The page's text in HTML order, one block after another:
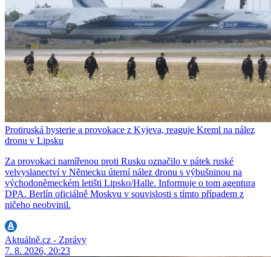
Protiruská hysterie a provokace z Kyjeva, reaguje Kreml na nález
dronu v Lipsku
Za provokaci namířenou proti Rusku označilo v pátek ruské
velvyslanectví v Německu úterní nález dronu s výbušninou na
východoněmeckém letišti Lipsko/Halle. Informuje o tom agentura
DPA. Berlín oficiálně Moskvu v souvislosti s tímto případem z
ničeho neobvinil.
Aktuálně.cz - Zprávy
7. 8. 2026, 20:23